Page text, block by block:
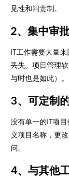
见性和问责制。
2、集中审
IT工作需要大量
丢失。项目管理
与时也是如此）。
3、可定制
没有单一的IT项
义项目名称，更
问。
4、与其他